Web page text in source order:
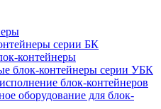
серии БК
контейнеры
блок-контейнеры серии УБК
блок-контейнеров
оборудование для блок-